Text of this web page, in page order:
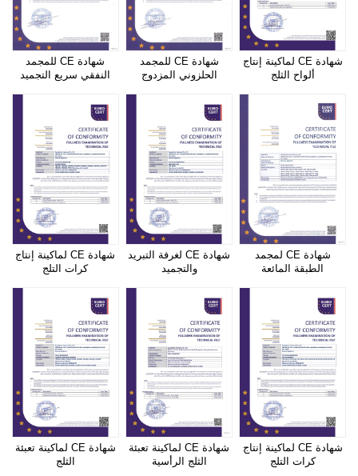
شهادة CE لماكينة إنتاج
ألواح الثلج
شهادة CE للمجمد
الحلزوني المزدوج
شهادة CE للمجمد
النفقي سريع التجميد
شهادة CE لمجمد
الطبقة المائعة
شهادة CE لغرفة التبريد
والتجميد
شهادة CE لماكينة إنتاج
كرات التلج
شهادة CE لماكينة إنتاج
كرات التلج
شهادة CE لماكينة تعبئة
الثلج الرأسية
شهادة CE لماكينة تعبئة
الثلج